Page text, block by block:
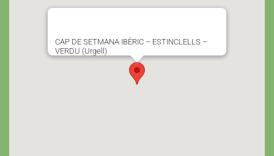
CAP DE SETMANA IBÈRIC – ESTINCLELLS –
VERDU (Urgell)